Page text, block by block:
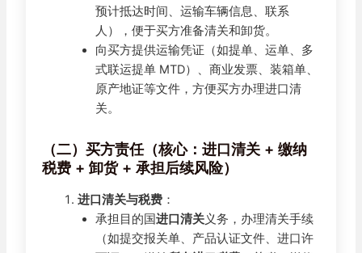
预计抵达时间、运输车辆信息、联系
人），便于买方准备清关和卸货。
向买方提供运输凭证（如提单、运单、多
式联运提单 MTD）、商业发票、装箱单、
原产地证等文件，方便买方办理进口清
关。
（二）买方责任（核心：进口清关 + 缴纳
税费 + 卸货 + 承担后续风险）
进口清关与税费 ：
承担目的国进口清关义务，办理清关手续
（如提交报关单、产品认证文件、进口许